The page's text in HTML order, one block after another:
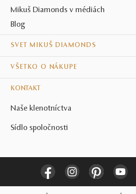
Mikuš Diamonds v médiách
Blog
SVET MIKUŠ DIAMONDS
VŠETKO O NÁKUPE
KONTAKT
Naše klenotníctva
Sídlo spoločnosti